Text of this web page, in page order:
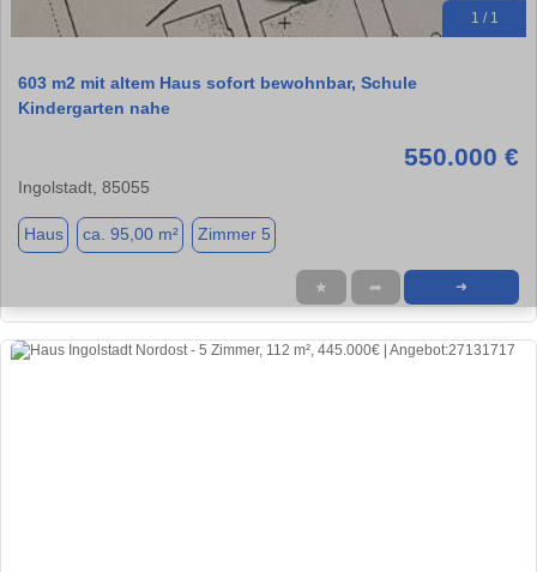
1 / 1
603 m2 mit altem Haus sofort bewohnbar, Schule
Kindergarten nahe
550.000 €
Ingolstadt, 85055
Haus ca. 95,00 m² Zimmer 5
★ ➦ ➜